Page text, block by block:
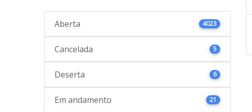
Aberta 4023
Cancelada 5
Deserta 6
Em andamento 21